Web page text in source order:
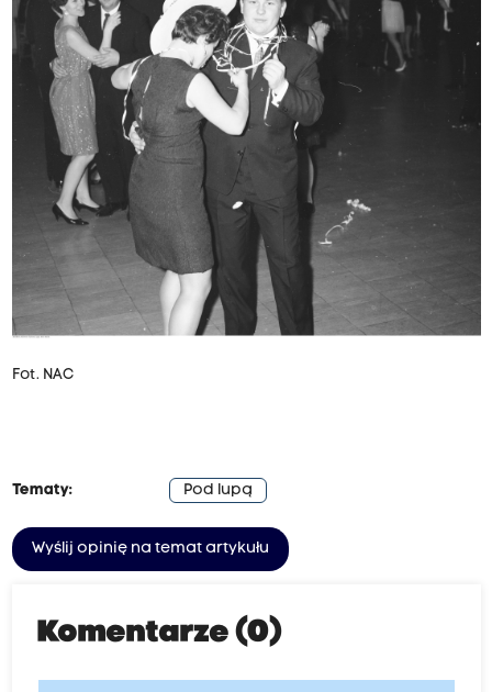
Fot. NAC
Tematy: Pod lupą
Wyślij opinię na temat artykułu
Komentarze (0)